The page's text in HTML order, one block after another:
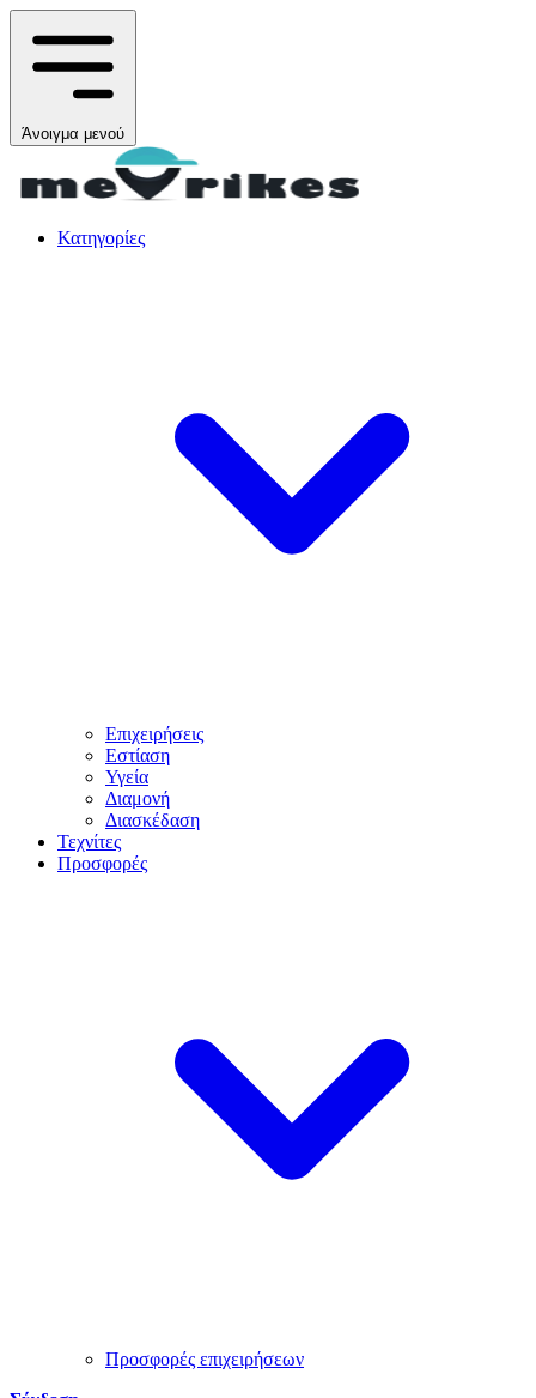
Άνοιγμα μενού
Κατηγορίες
Επιχειρήσεις
Εστίαση
Υγεία
Διαμονή
Διασκέδαση
Τεχνίτες
Προσφορές
Προσφορές επιχειρήσεων